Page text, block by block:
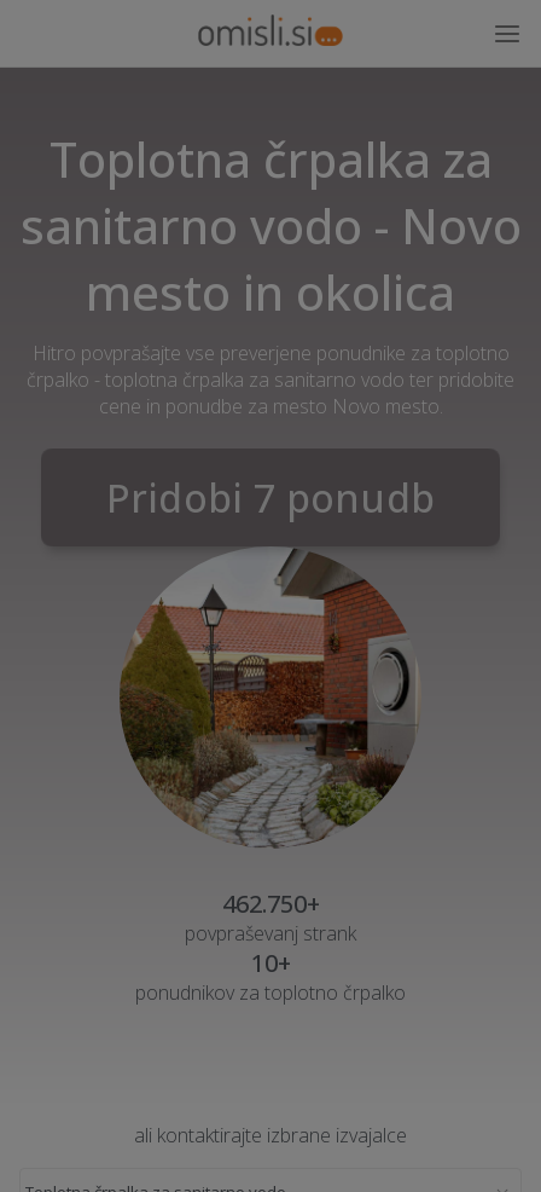
Toplotna črpalka za
sanitarno vodo - Novo
mesto in okolica
Hitro povprašajte vse preverjene ponudnike za toplotno
črpalko - toplotna črpalka za sanitarno vodo ter pridobite
cene in ponudbe za mesto Novo mesto.
Pridobi 7 ponudb
462.750+
povpraševanj strank
10+
ponudnikov za toplotno črpalko
ali kontaktirajte izbrane izvajalce